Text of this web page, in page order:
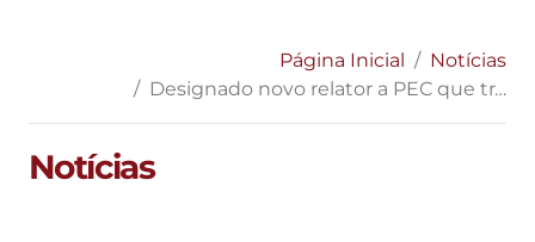
Página Inicial
Notícias
Designado novo relator a PEC que trata quantidade mínima de votos de membros de tribunais para declaração de inconstitucionalidade de leis; condiciona o efeito vinculante de súmulas aprovadas pelo Supremo Tribunal Federal à aprovação pelo Poder Legislativo
Notícias